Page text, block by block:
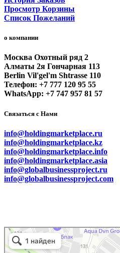
Просмотр Корзины
Список Пожеланий
о компании
Москва Охотный ряд 2
Алматы 2я Гончарная 113
Berlin Vil'gel'm Shtrasse 110
Телефон: +7 777 120 95 55
WhatsApp: +7 747 957 81 57
Связаться с Нами
info@holdingmarketplace.ru
info@holdingmarketplace.kz
info@holdingmarketplace.info
info@holdingmarketplace.asia
info@globalbusinessproject.ru
info@globalbusinessproject.com
Маркетплейс Казахстана
Рекламное агентство в Алматы
Информационное агентство в Алматы